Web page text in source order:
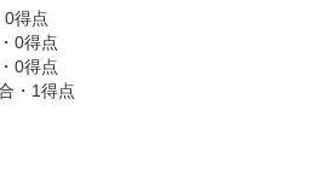
得点
0得点
0得点
・1得点